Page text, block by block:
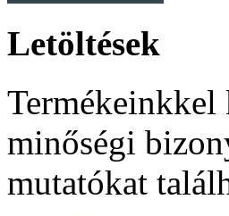
Letöltések
Termékeinkkel
minőségi
mutatókat